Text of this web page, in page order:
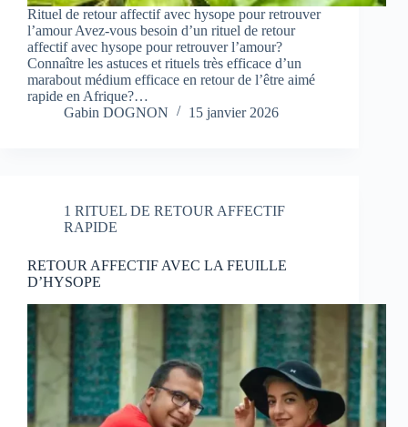
Rituel de retour affectif avec hysope pour retrouver
l’amour Avez-vous besoin d’un rituel de retour
affectif avec hysope pour retrouver l’amour?
Connaître les astuces et rituels très efficace d’un
marabout médium efficace en retour de l’être aimé
rapide en Afrique?…
Gabin DOGNON
15 janvier 2026
1 RITUEL DE RETOUR AFFECTIF
RAPIDE
RETOUR AFFECTIF AVEC LA FEUILLE
D’HYSOPE